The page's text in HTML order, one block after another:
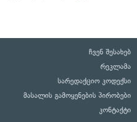
ჩვენ შესახებ
რეკლამა
სარედაქციო კოდექსი
მასალის გამოყენების პირობები
კონტაქტი